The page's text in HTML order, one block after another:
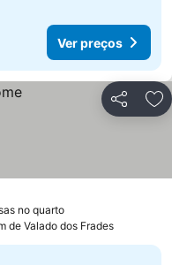
Ver preços
Partilhar
no quarto
de Valado dos Frades